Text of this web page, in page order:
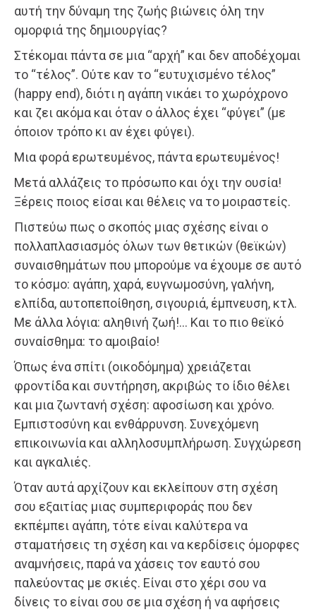
αυτή την δύναμη της ζωής βιώνεις όλη την
ομορφιά της δημιουργίας?
Στέκομαι πάντα σε μια “αρχή” και δεν αποδέχομαι
το “τέλος”. Ούτε καν το “ευτυχισμένο τέλος”
(happy end), διότι η αγάπη νικάει το χωρόχρονο
και ζει ακόμα και όταν ο άλλος έχει “φύγει” (με
όποιον τρόπο κι αν έχει φύγει).
Μια φορά ερωτευμένος, πάντα ερωτευμένος!
Μετά αλλάζεις το πρόσωπο και όχι την ουσία!
Ξέρεις ποιος είσαι και θέλεις να το μοιραστείς.
Πιστεύω πως ο σκοπός μιας σχέσης είναι ο
πολλαπλασιασμός όλων των θετικών (θεϊκών)
συναισθημάτων που μπορούμε να έχουμε σε αυτό
το κόσμο: αγάπη, χαρά, ευγνωμοσύνη, γαλήνη,
ελπίδα, αυτοπεποίθηση, σιγουριά, έμπνευση, κτλ.
Με άλλα λόγια: αληθινή ζωή!… Και το πιο θεϊκό
συναίσθημα: το αμοιβαίο!
Όπως ένα σπίτι (οικοδόμημα) χρειάζεται
φροντίδα και συντήρηση, ακριβώς το ίδιο θέλει
και μια ζωντανή σχέση: αφοσίωση και χρόνο.
Εμπιστοσύνη και ενθάρρυνση. Συνεχόμενη
επικοινωνία και αλληλοσυμπλήρωση. Συγχώρεση
και αγκαλιές.
Όταν αυτά αρχίζουν και εκλείπουν στη σχέση
σου εξαιτίας μιας συμπεριφοράς που δεν
εκπέμπει αγάπη, τότε είναι καλύτερα να
σταματήσεις τη σχέση και να κερδίσεις όμορφες
αναμνήσεις, παρά να χάσεις τον εαυτό σου
παλεύοντας με σκιές. Είναι στο χέρι σου να
δίνεις το είναι σου σε μια σχέση ή να αφήσεις